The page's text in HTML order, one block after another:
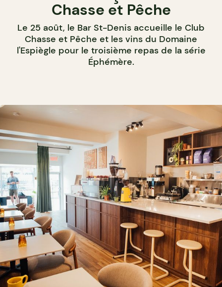
Chasse et Pêche
Le 25 août, le Bar St-Denis accueille le Club
Chasse et Pêche et les vins du Domaine
l'Espiègle pour le troisième repas de la série
Éphémère.